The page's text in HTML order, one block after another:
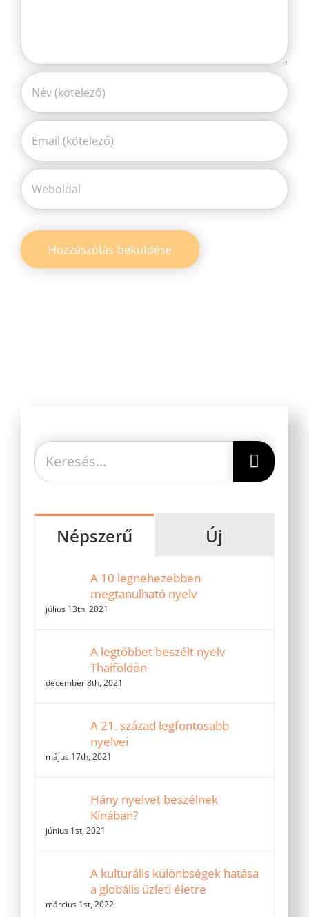
Keresés...
Népszerű Új
A 10 legnehezebben
megtanulható nyelv
július 13th, 2021
A legtöbbet beszélt nyelv
Thaiföldön
december 8th, 2021
A 21. század legfontosabb
nyelvei
május 17th, 2021
Hány nyelvet beszélnek
Kínában?
június 1st, 2021
A kulturális különbségek hatása
a globális üzleti életre
március 1st, 2022